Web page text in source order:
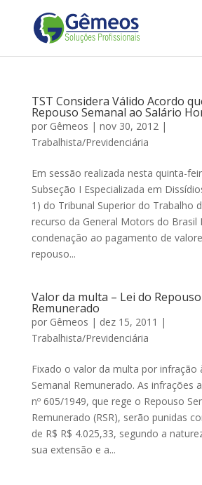
TST Considera Válido Acordo
Repouso Semanal ao Salário
por Gêmeos | nov 30, 2012|
Trabalhista/Previdenciária
Em sessão realizada nesta quinta-
Subseção I Especializada em
1) do Tribunal Superior do Trabalho
recurso da General Motors do Brasil
condenação ao pagamento de
repouso...
Valor da multa – Lei do
Remunerado
por Gêmeos | dez 15, 2011 |
Trabalhista/Previdenciária
Fixado o valor da multa por infração
Semanal Remunerado. As infrações
nº 605/1949, que rege o Repouso
Remunerado (RSR), serão punidas
de R$ R$ 4.025,33, segundo a
sua extensão e a...